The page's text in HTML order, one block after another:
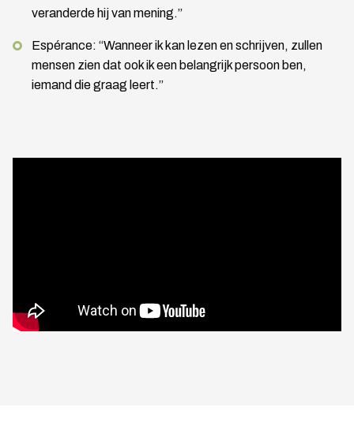
veranderde hij van mening.”
Espérance: “Wanneer ik kan lezen en schrijven, zullen
mensen zien dat ook ik een belangrijk persoon ben,
iemand die graag leert.”